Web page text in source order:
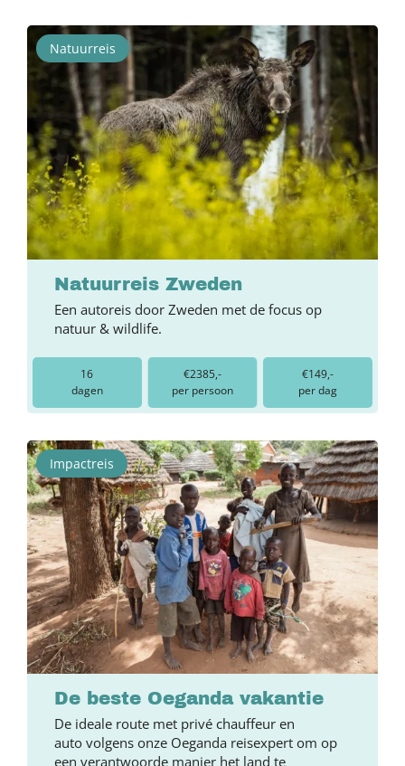
Natuurreis
Natuurreis Zweden
Een autoreis door Zweden met de focus op
natuur & wildlife.
16
dagen
€2385,-
per persoon
€149,-
per dag
Impactreis
De beste Oeganda vakantie
De ideale route met privé chauffeur en
auto volgens onze Oeganda reisexpert om op
een verantwoorde manier het land te